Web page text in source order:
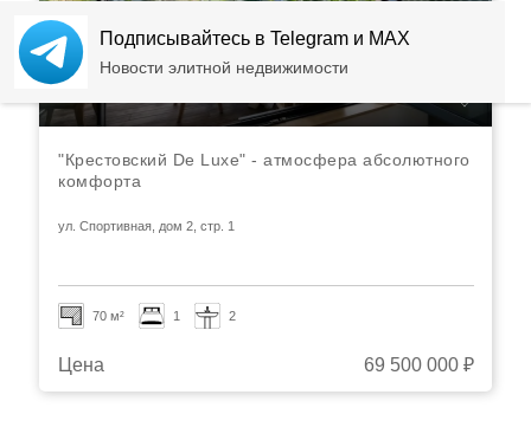
"Крестовский De Luxe" - атмосфера абсолютного
комфорта
ул. Спортивная, дом 2, стр. 1
70 м² 1 2
Цена 69 500 000 ₽
Подписывайтесь в Telegram и MAX
Новости элитной недвижимости